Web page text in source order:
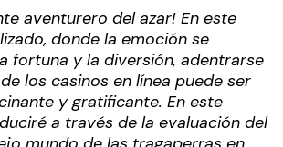
aventurero del azar! En este
donde la emoción se
fortuna y la diversión, adentrarse
los casinos en línea puede ser
y gratificante. En este
a través de la evaluación del